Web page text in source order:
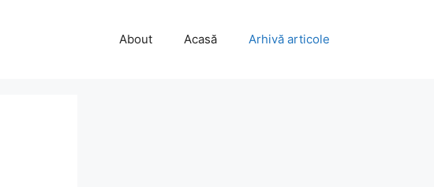
About Acasă Arhivă articole